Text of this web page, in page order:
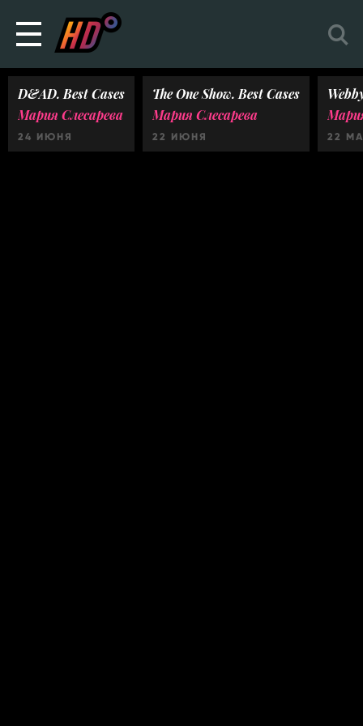
D&AD. Best Cases
Мария Слесарева
24 ИЮНЯ
The One Show. Best Cases
Мария Слесарева
22 ИЮНЯ 22